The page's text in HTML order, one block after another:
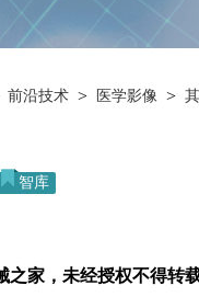
前沿技术 > 医学影像 >
智库
之家，未经授权不得转